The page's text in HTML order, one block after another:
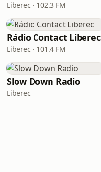
Liberec · 102.3 FM
Rádio Contact Liberec
Liberec · 101.4 FM
Slow Down Radio
Liberec